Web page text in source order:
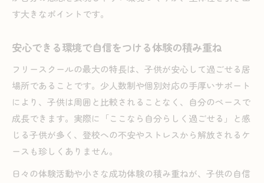
す大きなポイントです。
安心できる環境で自信をつける体験の積み重ね
フリースクールの最大の特長は、子供が安心して過ごせる居
場所であることです。少人数制や個別対応の手厚いサポート
により、子供は周囲と比較されることなく、自分のペースで
成長できます。実際に「ここなら自分らしく過ごせる」と感
じる子供が多く、登校への不安やストレスから解放されるケ
ースも珍しくありません。
日々の体験活動や小さな成功体験の積み重ねが、子供の自信